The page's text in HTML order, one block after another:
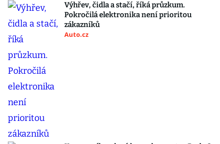
Výhřev, čidla a stačí, říká průzkum.
Pokročilá elektronika není prioritou
zákazníků
Auto.cz